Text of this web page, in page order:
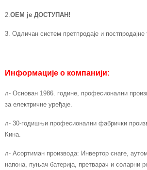
2.ОЕМ је ДОСТУПАН!
3. Одличан систем претпродаје и постпродајне
Информације о компанији:
л- Основан 1986. године, професионални
за електричне уређаје.
л- 30-годишњи професионални фабрички
Кина.
л- Асортиман производа: Инвертор снаге,
напона, пуњач батерија, претварач и соларни